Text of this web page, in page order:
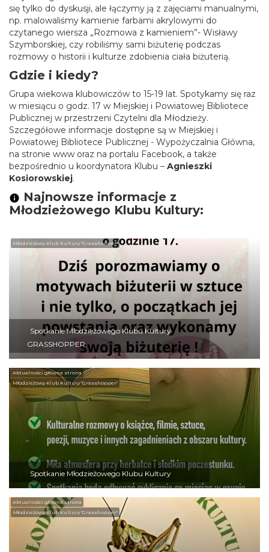
się tylko do dyskusji, ale łączymy ją z zajęciami manualnymi,
np. malowaliśmy kamienie farbami akrylowymi do
czytanego wiersza „Rozmowa z kamieniem”- Wisławy
Szymborskiej, czy robiliśmy sami biżuterię podczas
rozmowy o historii i kulturze zdobienia ciała biżuterią.
Gdzie i kiedy?
Grupa wiekowa klubowiczów to 15-19 lat. Spotykamy się raz
w miesiącu o godz. 17 w Miejskiej i Powiatowej Bibliotece
Publicznej w przestrzeni Czytelni dla Młodzieży.
Szczegółowe informacje dostępne są w Miejskiej i
Powiatowej Bibliotece Publicznej - Wypożyczalnia Główna,
na stronie www oraz na portalu Facebook, a także
bezpośrednio u koordynatora Klubu – Agnieszki
Kosiorowskiej.
Najnowsze informacje z
Młodzieżowego Klubu Kultury:
Spotkanie Młodzieżowego Klubu Kultury
GRASSHOPPER
Młodzieżowy Klub Kultury "Grasshopper"
Spotkanie Młodzieżowego Klubu Kultury
Aktualności główna strona
Młodzieżowy Klub Kultury "Grasshopper"
Aktualności główna strona
Młodzieżowy Klub Kultury "Grasshopper"